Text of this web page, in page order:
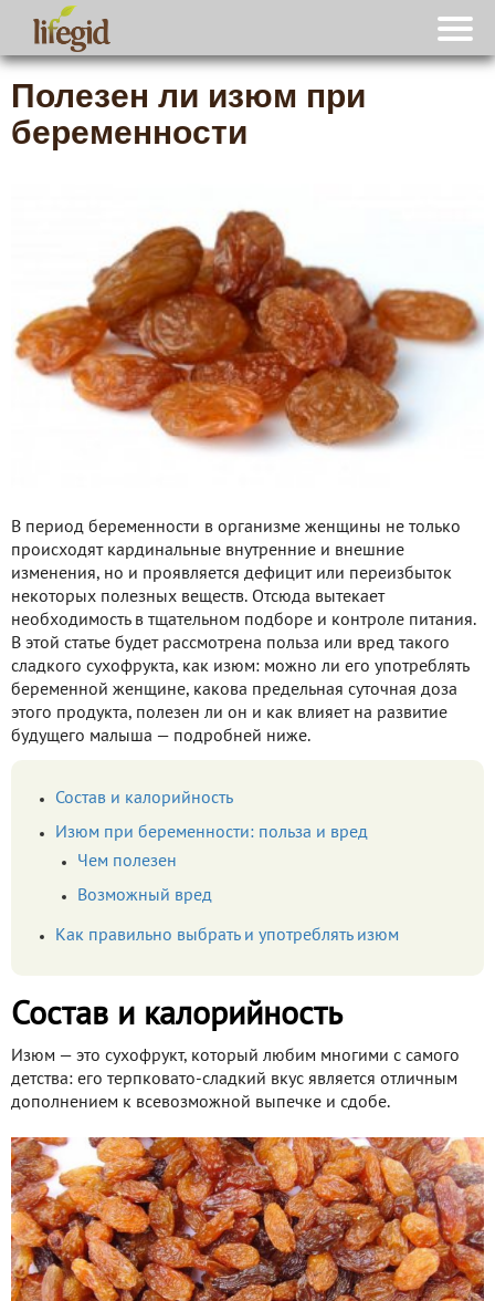
Полезен ли изюм при
беременности
В период беременности в организме женщины не только
происходят кардинальные внутренние и внешние
изменения, но и проявляется дефицит или переизбыток
некоторых полезных веществ. Отсюда вытекает
необходимость в тщательном подборе и контроле питания.
В этой статье будет рассмотрена польза или вред такого
сладкого сухофрукта, как изюм: можно ли его употреблять
беременной женщине, какова предельная суточная доза
этого продукта, полезен ли он и как влияет на развитие
будущего малыша — подробней ниже.
Состав и калорийность
Изюм при беременности: польза и вред
Чем полезен
Возможный вред
Как правильно выбрать и употреблять изюм
Состав и калорийность
Изюм — это сухофрукт, который любим многими с самого
детства: его терпковато-сладкий вкус является отличным
дополнением к всевозможной выпечке и сдобе.